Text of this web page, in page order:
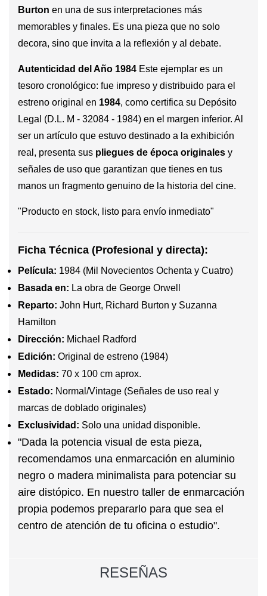
Burton en una de sus interpretaciones más
memorables y finales. Es una pieza que no solo
decora, sino que invita a la reflexión y al debate.
Autenticidad del Año 1984 Este ejemplar es un
tesoro cronológico: fue impreso y distribuido para el
estreno original en 1984, como certifica su Depósito
Legal (D.L. M - 32084 - 1984) en el margen inferior. Al
ser un artículo que estuvo destinado a la exhibición
real, presenta sus pliegues de época originales y
señales de uso que garantizan que tienes en tus
manos un fragmento genuino de la historia del cine.
"Producto en stock, listo para envío inmediato"
Ficha Técnica (Profesional y directa):
Película: 1984 (Mil Novecientos Ochenta y Cuatro)
Basada en: La obra de George Orwell
Reparto: John Hurt, Richard Burton y Suzanna
Hamilton
Dirección: Michael Radford
Edición: Original de estreno (1984)
Medidas: 70 x 100 cm aprox.
Estado: Normal/Vintage (Señales de uso real y
marcas de doblado originales)
Exclusividad: Solo una unidad disponible.
"Dada la potencia visual de esta pieza,
recomendamos una enmarcación en aluminio
negro o madera minimalista para potenciar su
aire distópico. En nuestro taller de enmarcación
propia podemos prepararlo para que sea el
centro de atención de tu oficina o estudio".
RESEÑAS